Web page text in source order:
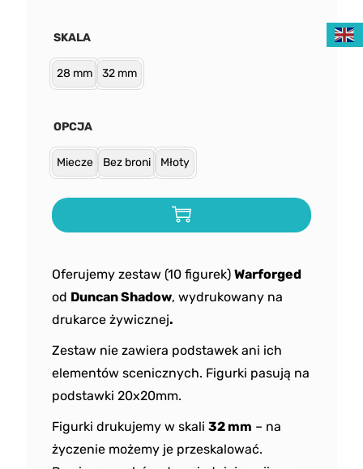
Oferujemy zestaw (10 figurek) Warforged
od Duncan Shadow, wydrukowany na
drukarce żywicznej.
Zestaw nie zawiera podstawek ani ich
elementów scenicznych. Figurki pasują na
podstawki 20x20mm.
Figurki drukujemy w skali 32 mm – na
życzenie możemy je przeskalować.
SKALA
28 mm 32 mm
OPCJA
Miecze Bez broni Młoty